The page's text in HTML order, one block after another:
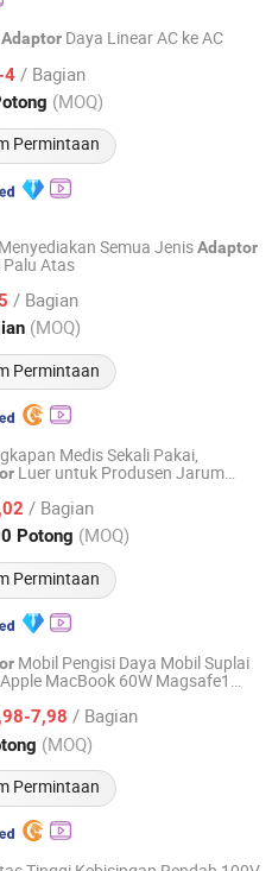
Adaptor Daya Linear AC ke AC
4 / Bagian
(MOQ)
Permintaan
Co., Ltd.
Harga mulai 2022
Semua JenisAdaptor
Palu Atas
/ Bagian
(MOQ)
Permintaan
CO., LTD.
mulai 2023
Medis Sekali Pakai,
Luer untuk Produsen Jarum
/ Bagian
Potong (MOQ)
Permintaan
Factory
Harga mulai 2020
Mobil Pengisi Daya Mobil Suplai
MacBook 60W Magsafe1
7,98 / Bagian
(MOQ)
Permintaan
Harga mulai 2007